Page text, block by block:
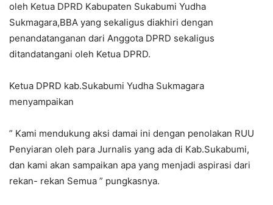
oleh Ketua DPRD Kabupaten Sukabumi Yudha
Sukmagara,BBA yang sekaligus diakhiri dengan
penandatanganan dari Anggota DPRD sekaligus
ditandatangani oleh Ketua DPRD.
Ketua DPRD kab.Sukabumi Yudha Sukmagara
menyampaikan
” Kami mendukung aksi damai ini dengan penolakan RUU
Penyiaran oleh para Jurnalis yang ada di Kab.Sukabumi,
dan kami akan sampaikan apa yang menjadi aspirasi dari
rekan- rekan Semua ” pungkasnya.